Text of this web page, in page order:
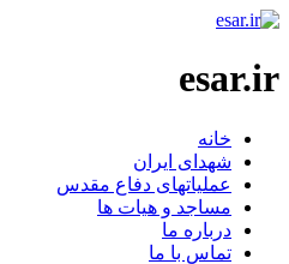
esar.ir
خانه
شهدای ایران
عملیاتهای دفاع مقدس
مساجد و هیات ها
درباره ما
تماس با ما